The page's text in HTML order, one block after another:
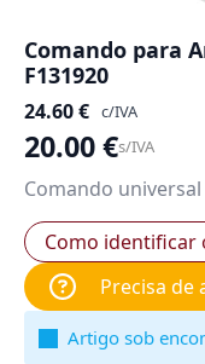
Comando para
F131920
24.60€ c/IVA
20.00€s/IVA
Comando
Como identificar
Precisa de
Artigo sob